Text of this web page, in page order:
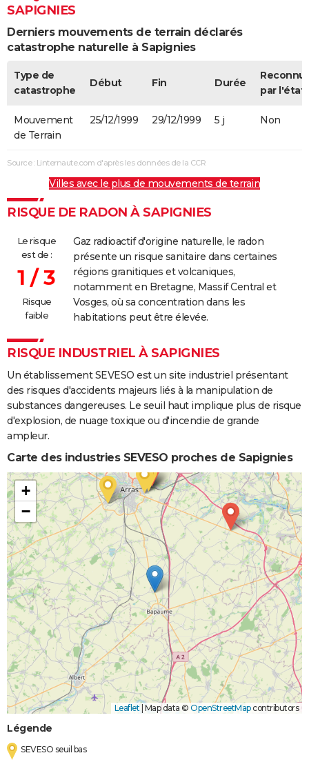
SAPIGNIES
Derniers mouvements de terrain déclarés
catastrophe naturelle à Sapignies
Type de
catastrophe
Début Fin Durée
par l'état
Mouvement
de Terrain
25/12/1999 29/12/1999 5 j Non
Source : Linternaute.com d'après les données de la CCR
Villes avec le plus de mouvements de terrain
RISQUE DE RADON À SAPIGNIES
Le risque
est de :
1 / 3
Risque
faible
Gaz radioactif d'origine naturelle, le radon
présente un risque sanitaire dans certaines
régions granitiques et volcaniques,
notamment en Bretagne, Massif Central et
Vosges, où sa concentration dans les
habitations peut être élevée.
RISQUE INDUSTRIEL À SAPIGNIES
Un établissement SEVESO est un site industriel présentant
des risques d'accidents majeurs liés à la manipulation de
substances dangereuses. Le seuil haut implique plus de risque
d'explosion, de nuage toxique ou d'incendie de grande
ampleur.
Carte des industries SEVESO proches de Sapignies
+
−
Leaflet Map data © OpenStreetMapcontributors
Légende
SEVESO seuil bas